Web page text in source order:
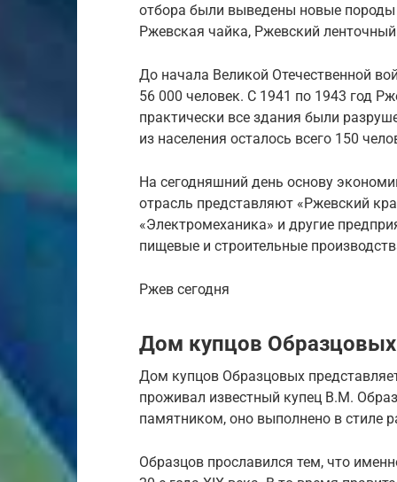
отбора были выведены новые породы
Ржевская чайка, Ржевский
До начала Великой Отечественной
56 000 человек. С 1941 по 1943 год
практически все здания были
из населения осталось всего 150
На сегодняшний день основу
отрасль представляют «Ржевский
«Электромеханика» и другие
пищевые и строительные
Ржев сегодня
Дом купцов Образцовых
Дом купцов Образцовых
проживал известный купец В.М.
памятником, оно выполнено в стиле
Образцов прославился тем, что